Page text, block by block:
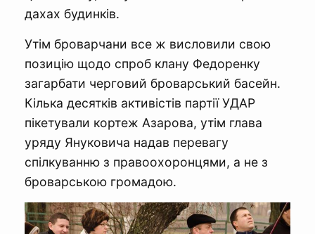
дахах будинків.
Утім броварчани все ж висловили свою
позицію щодо спроб клану Федоренку
загарбати черговий броварський басейн.
Кілька десятків активістів партії УДАР
пікетували кортеж Азарова, утім глава
уряду Януковича надав перевагу
спілкуванню з правоохоронцями, а не з
броварською громадою.